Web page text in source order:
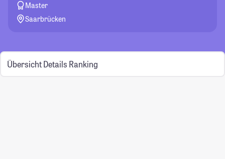
Master
Saarbrücken
Übersicht Details Ranking